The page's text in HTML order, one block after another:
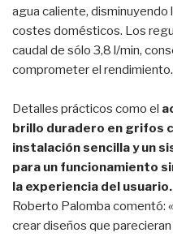
agua caliente, disminuyendo
costes domésticos. Los
caudal de sólo 3,8 l/min,
comprometer el rendimiento.
Detalles prácticos como el
brillo duradero en grifos
instalación sencilla y un
para un funcionamiento
la experiencia del usuario.
Roberto Palomba comentó:
crear diseños que